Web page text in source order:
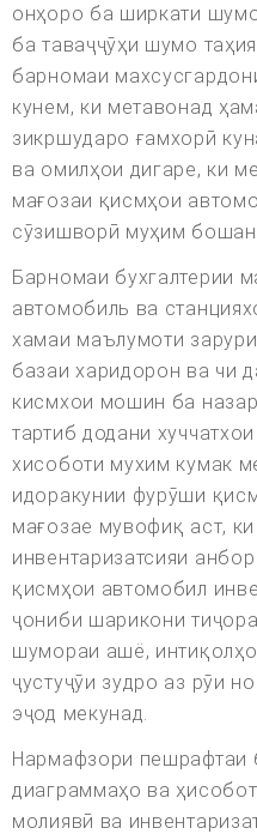
онҳоро ба ширкати
ба таваҷҷӯҳи шумо
барномаи
кунем, ки метавонад
зикршударо ғамхорӣ
ва омилҳои дигаре, ки
мағозаи қисмҳои
сӯзишворӣ муҳим
Барномаи бухгалтерии
автомобиль ва
хамаи маълумоти
базаи харидорон ва чи
кисмхои мошин ба
тартиб додани
хисоботи мухим кумак
идоракунии фурӯши
мағозае мувофиқ аст,
инвентаризатсияи
қисмҳои автомобил
ҷониби шарикони
шумораи ашё,
ҷустуҷӯи зудро аз рӯи
эҷод мекунад.
Нармафзори пешрафтаи
диаграммаҳо ва
молиявӣ ва